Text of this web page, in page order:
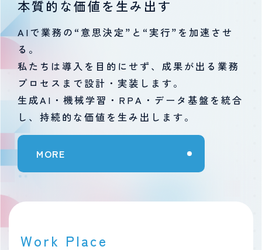
本質的な価値を生み出す
AIで業務の“意思決定”と“実行”を加速させ
る。
私たちは導入を目的にせず、成果が出る業務
プロセスまで設計・実装します。
生成AI・機械学習・RPA・データ基盤を統合
し、持続的な価値を生み出します。
MORE
Work Place